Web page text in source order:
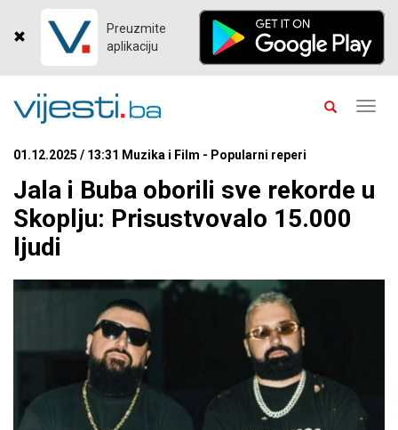
Preuzmite
aplikaciju
01.12.2025 / 13:31 Muzika i Film - Popularni reperi
Jala i Buba oborili sve rekorde u
Skoplju: Prisustvovalo 15.000
ljudi